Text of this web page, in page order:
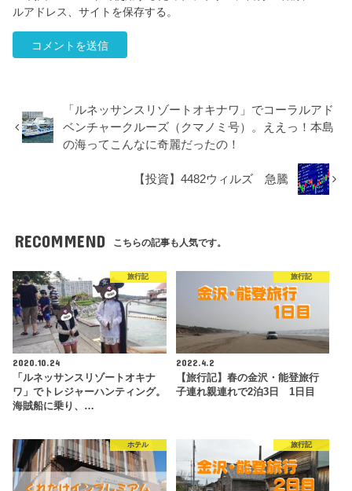
ルアドレス、サイトを保存する。
「ルネッサンスリゾートオキナワ」でコーラルアド
ベンチャークルーズ（クマノミ号）。ええっ！本島
の海ってこんなに奇麗だったの！
【投資】4482ウィルズ 急騰
RECOMMEND こちらの記事も人気です。
旅行記
2020.10.24
「ルネッサンスリゾートオキナ
ワ」でトレジャーハンティング。
海賊船に乗り、…
旅行記
2022.4.2
【旅行記】春の金沢・能登旅行
子連れ親連れで2泊3日 1日目
ホテル 旅行記